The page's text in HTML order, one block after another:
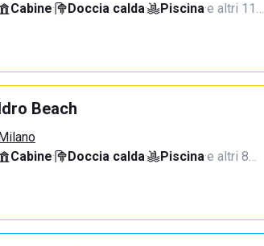
Cabine· Doccia calda· Piscina·e altri 11…
Beach
Cabine· Doccia calda· Piscina·e altri 8…